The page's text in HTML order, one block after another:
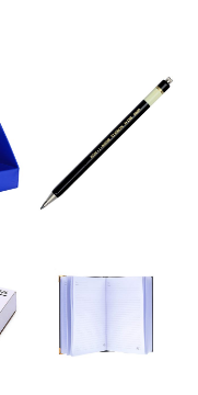
Bút chì bấm
Koh I Noor 2 ly
5900
Sổ da CK3
(10×15 cm)